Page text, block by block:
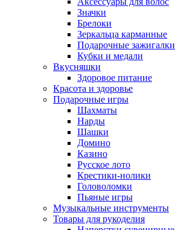
Значки
Брелоки
Зеркальца карманные
Подарочные зажигалки
Кубки и медали
Вкусняшки
Здоровое питание
Красота и здоровье
Подарочные игры
Шахматы
Нарды
Шашки
Домино
Казино
Русское лото
Крестики-нолики
Головоломки
Пьяные игры
Музыкальные инструменты
Товары для рукоделия